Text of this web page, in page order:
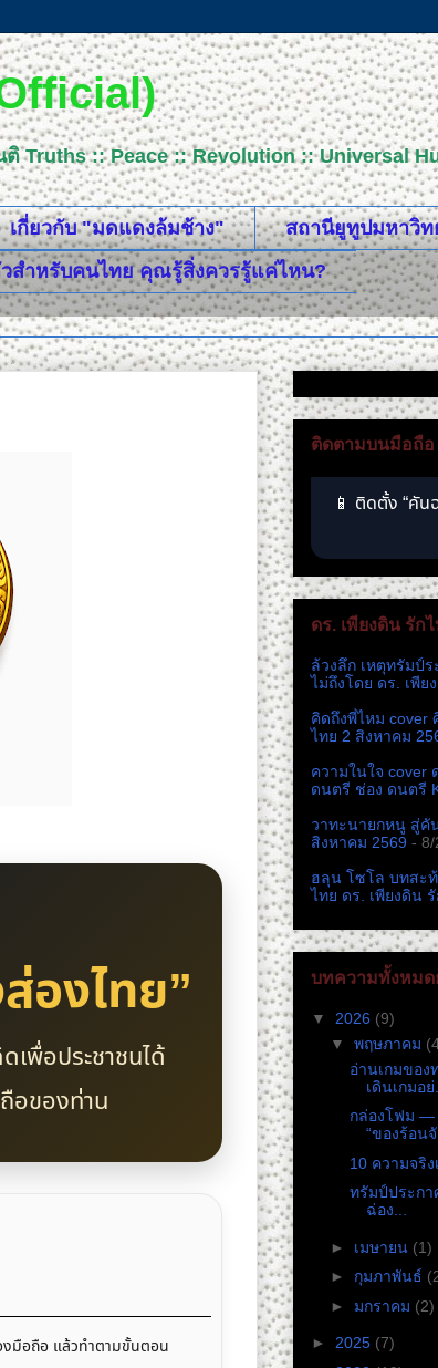
Truths :: Peace :: Revolution :: Universal
เกี่ยวกับ "มดแดงล้มช้าง"
สถานียูทูปมหาวิ
สำหรับคนไทย คุณรู้สิ่งควรรู้แค่ไหน?
องไทย”
พื่อประชาชนได้
อของท่าน
งมือถือ แล้วทำตามขั้นตอน
ติดตามบนมือถือ
📱 ติดตั้ง “คัน
ดร. เพียงดิน รัก
ล้วงลึก เหตุทรัมป์
ไม่ถึงโดย ดร. เพีย
คิดถึงพี่ไหม cover
ไทย 2 สิงหาคม
ความในใจ cover
ดนตรี ช่อง ดนตรี
วาทะนายกหนู สู่คั
สิงหาคม 2569 - 8/
ฮลุน โซโล บทสะ
ไทย ดร. เพียงดิน
บทความทั้งหมด
▼ 2026 (9)
▼ พฤษภาคม
อ่านเกมของ
เดินเกมอย่...
กล่องโฟม —
“ของร้อนจั
10 ความจริ
ทรัมป์ประกา
ฉ่อง...
► เมษายน (1)
► กุมภาพันธ์
► มกราคม (2)
► 2025 (7)